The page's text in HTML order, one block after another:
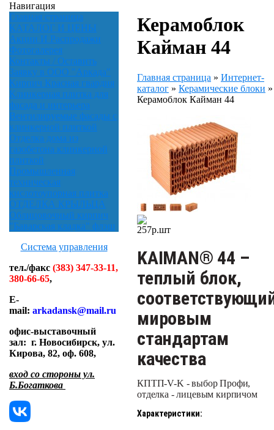
Навигация
Главная страница
КАТАЛОГ И ЦЕНЫ
Акции И Распродажи
Фотогалерея
Контакты / Оставить
Заявку в ООО "Аркада"
Кирпич Красная гвардия
Клинкерная плитка для
фасада и интерьера
Вентилируемые фасады с
клинкерной плиткой
Отделка дома из
газобетона клинкерной
плиткой
Промышленная
техническая
кислотоупорная плитка
ОТДЕЛКА КРЫЛЬЦА
Облицовочный кирпич
"Баварская кладка" флэш
Система управления
тел./факс (383) 347-33-11,
380-66-65,
E-
mail: arkadansk@mail.ru
офис-выставочный
зал: г. Новосибирск, ул.
Кирова, 82, оф. 608,
вход со стороны ул.
Б.Богаткова
Керамоблок
Кайман 44
Главная страница » Интернет-
каталог » Керамические блоки »
Керамоблок Кайман 44
257р.шт
KAIMAN® 44 –
теплый блок,
мировым
стандартам
качества
КПТП-V-K - выбор Профи,
отделка - лицевым кирпичом
Характеристики: